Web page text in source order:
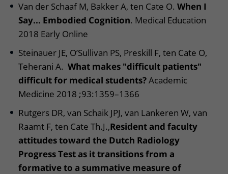
Van der Schaaf M, Bakker A, ten Cate O. When I
Say... Embodied Cognition. Medical Education
2018 Early Online
Steinauer JE, O’Sullivan PS, Preskill F, ten Cate O,
Teherani A. What makes "difficult patients"
difficult for medical students?Academic
Medicine 2018 ;93:1359–1366
Rutgers DR, van Schaik JPJ, van Lankeren W, van
Raamt F, ten Cate Th.J.,Resident and faculty
attitudes toward the Dutch Radiology
Progress Test as it transitions from a
formative to a summative measure of